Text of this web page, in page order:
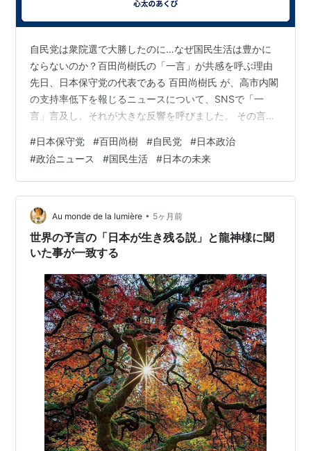
自民党は衆院選で大勝したのに…なぜ国民生活は豊かに
ならないのか？百田尚樹氏の「一言」が共感を呼ぶ理由
先日、日本保守党の代表である 百田尚樹氏 が、高市内閣
の支持率低下を報じるニュースについて、SNSで「一
言」言及し、それが大きな反響を呼びました。 その言葉
いった声が多く寄せられています。 なぜこれほど多くの
共感が集まったのでしょうか。 理由はシンプルです。先
の衆議院選挙で自民党が大勝したにもかかわらず、国民
生活が豊かになったと感じる人がほとんどいないからで
す。 衆院選で大勝した自民党、それでも変わらない生活
衆院選では、自民党は安定多数を確…
#日本保守党 #百田尚樹 #自民党 #日本政治
#政治ニュース #国民生活 #日本の未来
Au monde de la lumière • 5ヶ月前
世界の予言の「日本が生き残る説」と龍神様に聞
いた事が一致する